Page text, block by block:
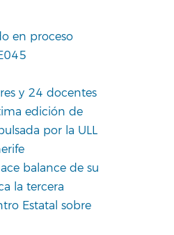
en proceso
y 24 docentes
edición de
por la ULL
balance de su
la tercera
Estatal sobre